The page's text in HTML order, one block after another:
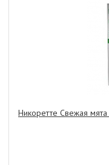
Никоретте Свежая